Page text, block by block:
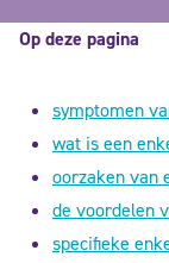
Op deze pagina
symptomen
wat is een
oorzaken van
de voordelen
specifieke